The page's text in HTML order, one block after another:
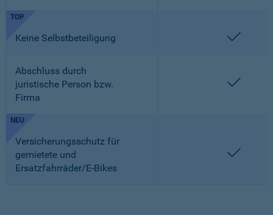
TOP
Keine Selbstbeteiligung
Abschluss durch
juristische Person bzw.
Firma
NEU
Versicherungsschutz für
gemietete und
Ersatzfahrräder/E-Bikes